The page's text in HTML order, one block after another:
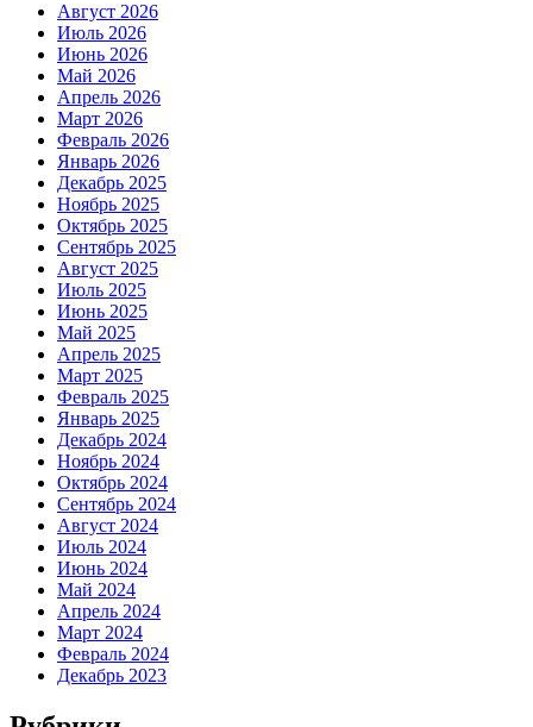
Август 2026
Июль 2026
Июнь 2026
Май 2026
Апрель 2026
Март 2026
Февраль 2026
Январь 2026
Декабрь 2025
Ноябрь 2025
Октябрь 2025
Сентябрь 2025
Август 2025
Июль 2025
Июнь 2025
Май 2025
Апрель 2025
Март 2025
Февраль 2025
Январь 2025
Декабрь 2024
Ноябрь 2024
Октябрь 2024
Сентябрь 2024
Август 2024
Июль 2024
Июнь 2024
Май 2024
Апрель 2024
Март 2024
Февраль 2024
Декабрь 2023